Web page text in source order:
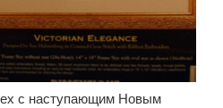
с наступающим Новым